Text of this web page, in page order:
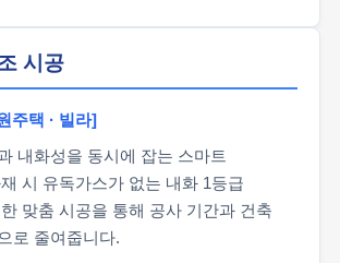
시공
주택 · 빌라]
내화성을 동시에 잡는 스마트
시 유독가스가 없는 내화 1등급
맞춤 시공을 통해 공사 기간과 건축
로 줄여줍니다.